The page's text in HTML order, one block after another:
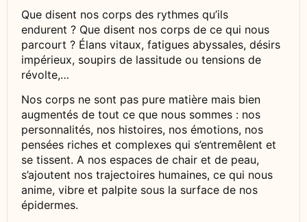
Que disent nos corps des rythmes qu’ils
endurent ? Que disent nos corps de ce qui nous
parcourt ? Élans vitaux, fatigues abyssales, désirs
impérieux, soupirs de lassitude ou tensions de
révolte,…
Nos corps ne sont pas pure matière mais bien
augmentés de tout ce que nous sommes : nos
personnalités, nos histoires, nos émotions, nos
pensées riches et complexes qui s’entremêlent et
se tissent. A nos espaces de chair et de peau,
s’ajoutent nos trajectoires humaines, ce qui nous
anime, vibre et palpite sous la surface de nos
épidermes.